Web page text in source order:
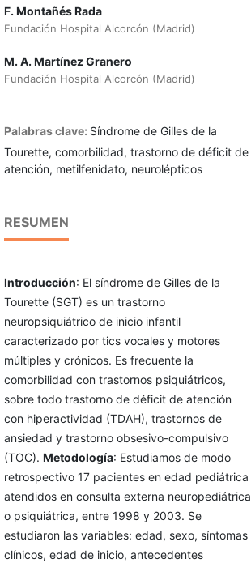
F. Montañés Rada
Fundación Hospital Alcorcón (Madrid)
M. A. Martínez Granero
Fundación Hospital Alcorcón (Madrid)
Palabras clave: Síndrome de Gilles de la
Tourette, comorbilidad, trastorno de déficit de
atención, metilfenidato, neurolépticos
RESUMEN
Introducción: El síndrome de Gilles de la
Tourette (SGT) es un trastorno
neuropsiquiátrico de inicio infantil
caracterizado por tics vocales y motores
múltiples y crónicos. Es frecuente la
comorbilidad con trastornos psiquiátricos,
sobre todo trastorno de déficit de atención
con hiperactividad (TDAH), trastornos de
ansiedad y trastorno obsesivo-compulsivo
(TOC). Metodología: Estudiamos de modo
retrospectivo 17 pacientes en edad pediátrica
atendidos en consulta externa neuropediátrica
o psiquiátrica, entre 1998 y 2003. Se
estudiaron las variables: edad, sexo, síntomas
clínicos, edad de inicio, antecedentes